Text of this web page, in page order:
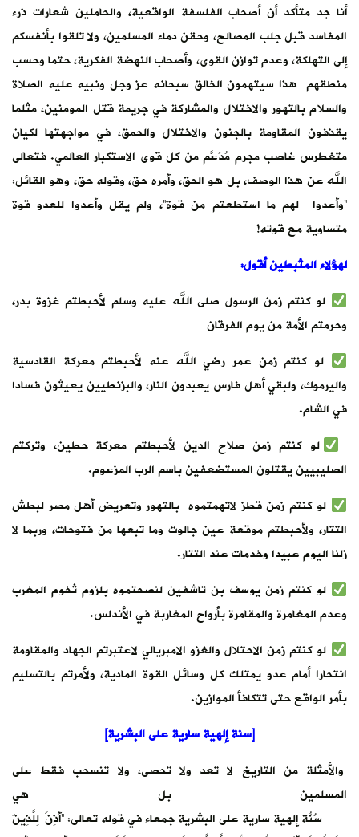
أنا جد متأكد أن أصحاب الفلسفة الواقعية، والحاملين شعارات ذرء
المفاسد قبل جلب المصالح، وحقن دماء المسلمين، ولا تلقوا بأنفسكم
إلى التهلكة، وعدم توازن القوى، وأصحاب النهضة الفكرية، حتما وحسب
منطقهم هذا سيتهمون الخالق سبحانه عز وجل ونبيه عليه الصلاة
والسلام بالتهور والاختلال والمشاركة في جريمة قتل المومنين، مثلما
يقذفون المقاومة بالجنون والاختلال والحمق، في مواجهتها لكيان
متغطرس غاصب مجرم مُدَعَّم من كل قوى الاستكبار العالمي. فتعالى
الله عن هذا الوصف، بل هو الحق، وأمره حق، وقوله حق، وهو القائل:
“وأعدوا لهم ما استطعتم من قوة”، ولم يقل وأعدوا للعدو قوة
متساوية مع قوته!
لهؤلاء المثبطين أقول:
لو كنتم زمن الرسول صلى الله عليه وسلم لأحبطتم غزوة بدر،
وحرمتم الأمة من يوم الفرقان
لو كنتم زمن عمر رضي الله عنه لأحبطتم معركة القادسية
واليرموك، ولبقي أهل فارس يعبدون النار، والبزنطيين يعيثون فسادا
في الشام.
لو كنتم زمن صلاح الدين لأحبطتم معركة حطين، وتركتم
الصليبيين يقتلون المستضعفين باسم الرب المزعوم.
لو كنتم زمن قطز لاتهمتموه بالتهور وتعريض أهل مصر لبطش
التتار، ولأحبطتم موقعة عين جالوت وما تبعها من فتوحات، وربما لا
زلنا اليوم عبيدا وخدمات عند التتار.
لو كنتم زمن يوسف بن تاشفين لنصحتموه بلزوم ثخوم المغرب
وعدم المغامرة والمقامرة بأرواح المغاربة في الأندلس.
لو كنتم زمن الاحتلال والغزو الامبريالي لاعتبرتم الجهاد والمقاومة
انتحارا أمام عدو يمتلك كل وسائل القوة المادية، ولأمرتم بالتسليم
بأمر الواقع حتى تتكافأ الموازين.
[سنة إلهية سارية على البشرية]
والأمثلة من التاريخ لا تعد ولا تحصى، ولا تنسحب فقط على
المسلمين بل هي
سُنّة إلهية سارية على البشرية جمعاء في قوله تعالى: ”أُذِنَ لِلَّذِينَ